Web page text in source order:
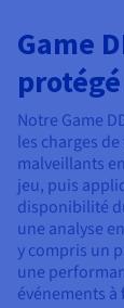
Game
Notre Game
les charges
malveillants
jeu, puis
disponibilité
une analyse
y compris un
une
événements